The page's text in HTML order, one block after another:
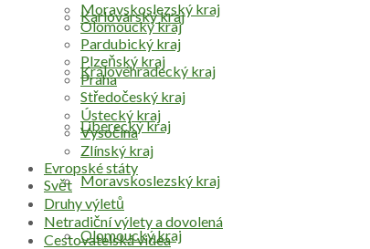
Karlovarský kraj
Královéhradecký kraj
Liberecký kraj
Moravskoslezský kraj
Olomoucký kraj
Moravskoslezský kraj
Olomoucký kraj
Pardubický kraj
Plzeňský kraj
Praha
Středočeský kraj
Ústecký kraj
Vysočina
Zlínský kraj
Evropské státy
Svět
Druhy výletů
Netradiční výlety a dovolená
Cestovatelská videa